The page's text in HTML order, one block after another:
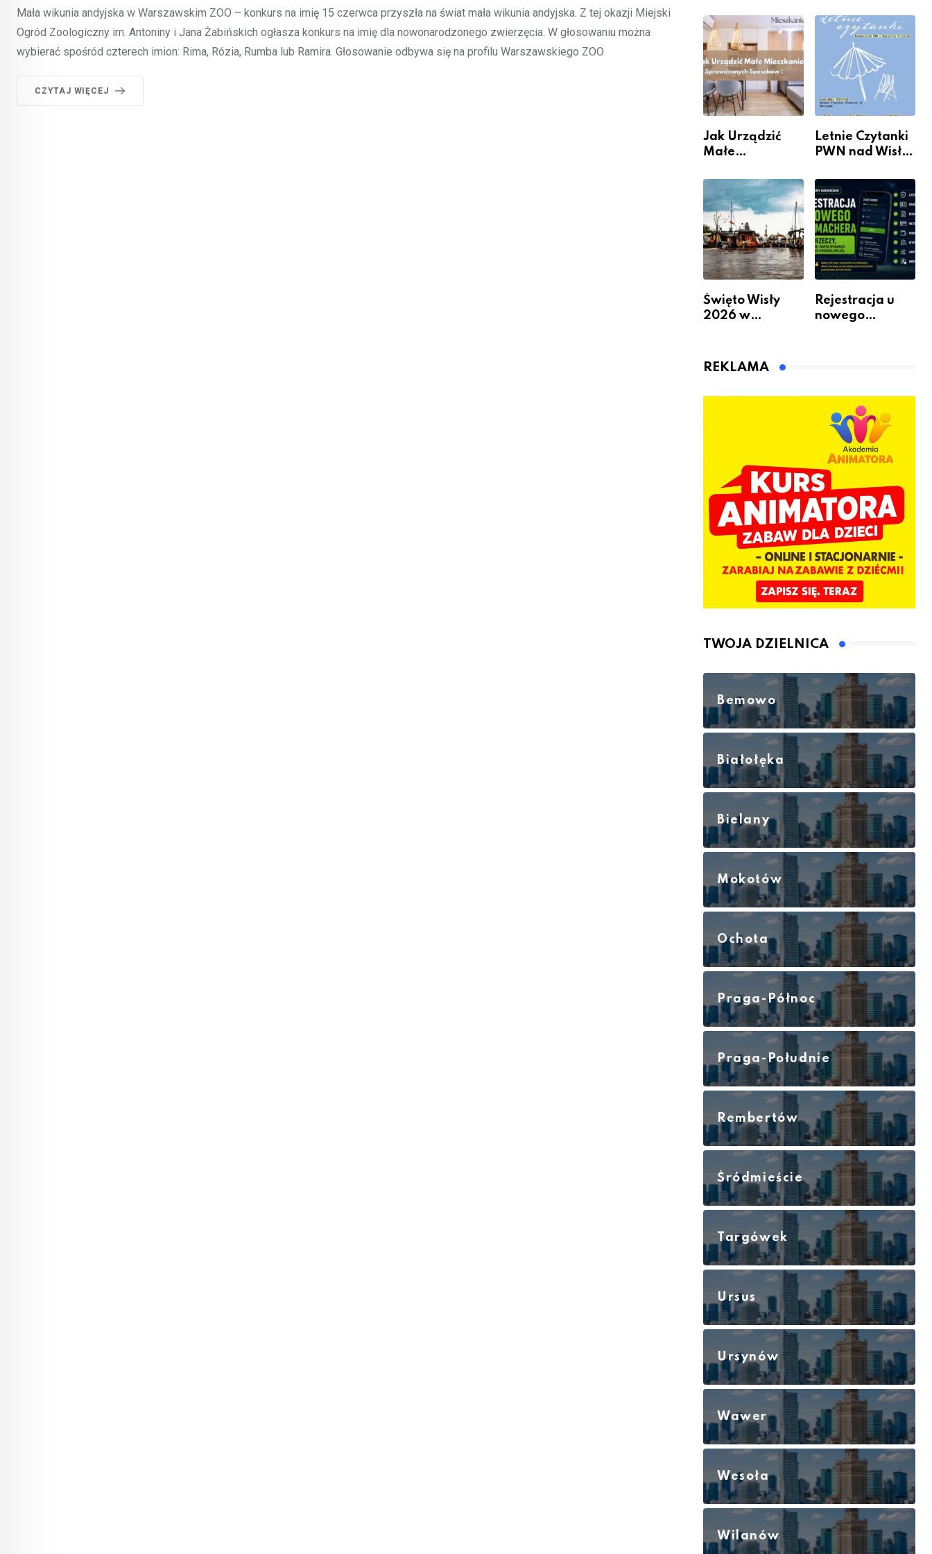
Mała wikunia andyjska w Warszawskim ZOO – konkurs na imię 15 czerwca przyszła na świat mała wikunia andyjska. Z tej okazji Miejski
Ogród Zoologiczny im. Antoniny i Jana Żabińskich ogłasza konkurs na imię dla nowonarodzonego zwierzęcia. W głosowaniu można
wybierać spośród czterech imion: Rima, Rózia, Rumba lub Ramira. Głosowanie odbywa się na profilu Warszawskiego ZOO
CZYTAJ WIĘCEJ
w Galerii XX1
wydarzenia z
dzielnicy
Jak Urządzić
Małe
Sposobów Na
Więcej
Przestrzeni Bez
Kosztownego
Remontu
Letnie Czytanki
PWN nad Wisłą.
książką, kawą i
chwilą dla
siebie
Święto Wisły
2026 w
się będzie działo
Rejestracja u
nowego
wpłatą
REKLAMA
TWOJA DZIELNICA
Bemowo
Białołęka
Bielany
Mokotów
Ochota
Praga-Północ
Praga-Południe
Rembertów
Śródmieście
Targówek
Ursus
Ursynów
Wawer
Wesoła
Wilanów